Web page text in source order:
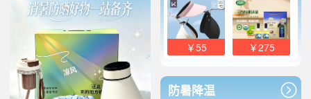
￥55 ￥275
防暑降温